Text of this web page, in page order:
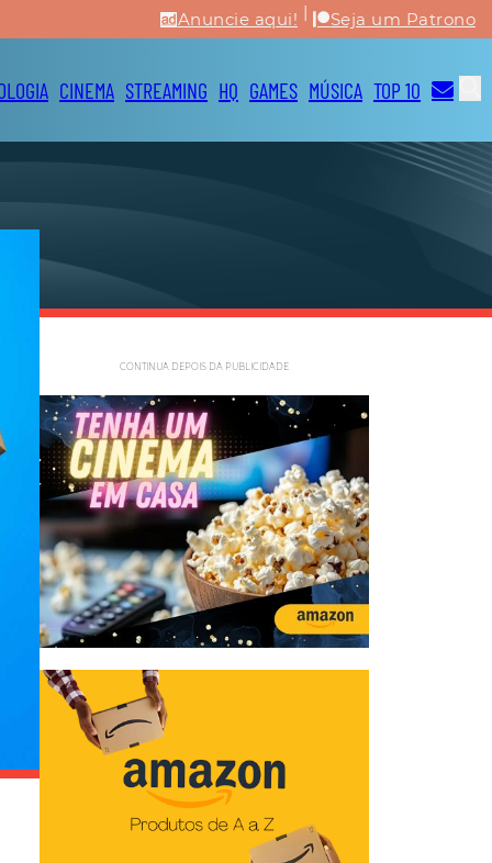
Anuncie aqui! | Seja um Patrono
CINEMA STREAMING HQ GAMES MÚSICA TOP 10
CONTINUA DEPOIS DA PUBLICIDADE